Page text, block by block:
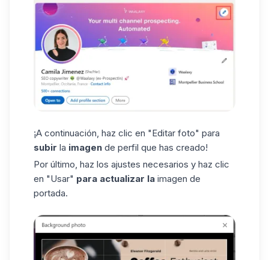
¡A continuación, haz clic en "Editar foto" para
subir la imagen de perfil que has creado!
Por último, haz los ajustes necesarios y haz clic
en "Usar" para actualizar la imagen de
portada.